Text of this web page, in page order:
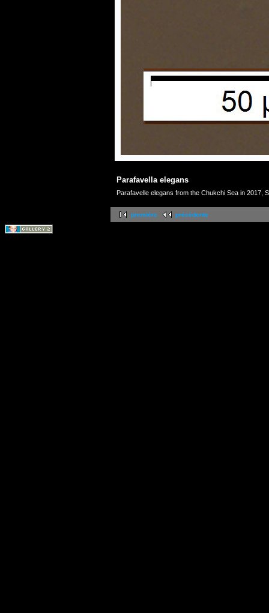
Parafavella elegans
Parafavelle elegans from the Chukchi Sea in 2017,
première précédente